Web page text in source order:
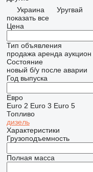
Украина
Уругвай
показать все
Цена
Тип объявления
продажа аренда аукцион
Состояние
новый б/у после аварии
Год выпуска
Евро
Euro 2 Euro 3 Euro 5
Топливо
дизель
Характеристики
Грузоподъемность
Полная масса